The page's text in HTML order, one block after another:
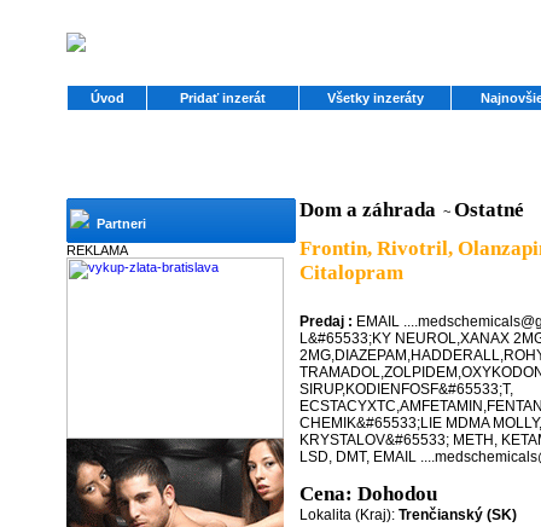
Úvod Pridať inzerát Všetky inzeráty
Partneri
REKLAMA
Dom a záhrada ~ Ostatné
Frontin, Rivotril,
Citalopram
Predaj : EMAIL
L&#65533;KY NEUROL,XANAX
SIRUP,KODIENFOSF&#65533;T,
CHEMIK&#65533;LIE MDMA
KRYSTALOV&#65533; METH,
LSD, DMT, EMAIL
Cena: Dohodou
Lokalita (Kraj): Trenčianský (SK)